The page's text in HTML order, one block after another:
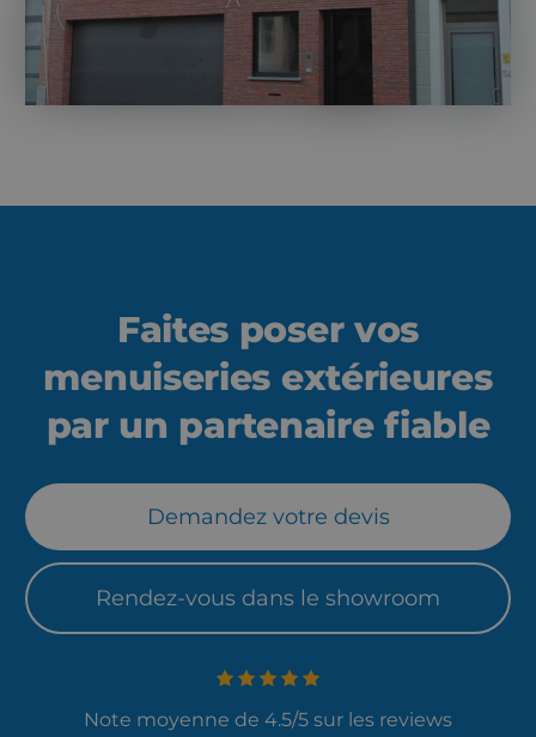
Faites poser vos
menuiseries extérieures
par un partenaire fiable
Demandez votre devis
Rendez-vous dans le showroom
Note moyenne de 4.5/5 sur les reviews